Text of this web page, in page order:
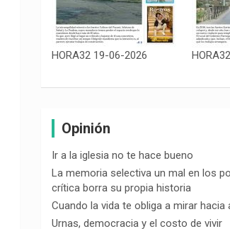
HORA32 19-06-2026
Opinión
Ir a la iglesia no te hace bueno
La memoria selectiva un mal en los
crítica borra su propia historia
Cuando la vida te obliga a mirar hacia
Urnas, democracia y el costo de vivir